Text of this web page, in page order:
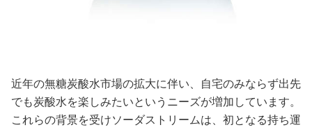
近年の無糖炭酸水市場の拡大に伴い、自宅のみならず出先
でも炭酸水を楽しみたいというニーズが増加しています。
これらの背景を受けソーダストリームは、初となる持ち運